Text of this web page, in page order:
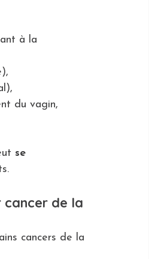
à la
du vagin,
se
cancer de la
cancers de la